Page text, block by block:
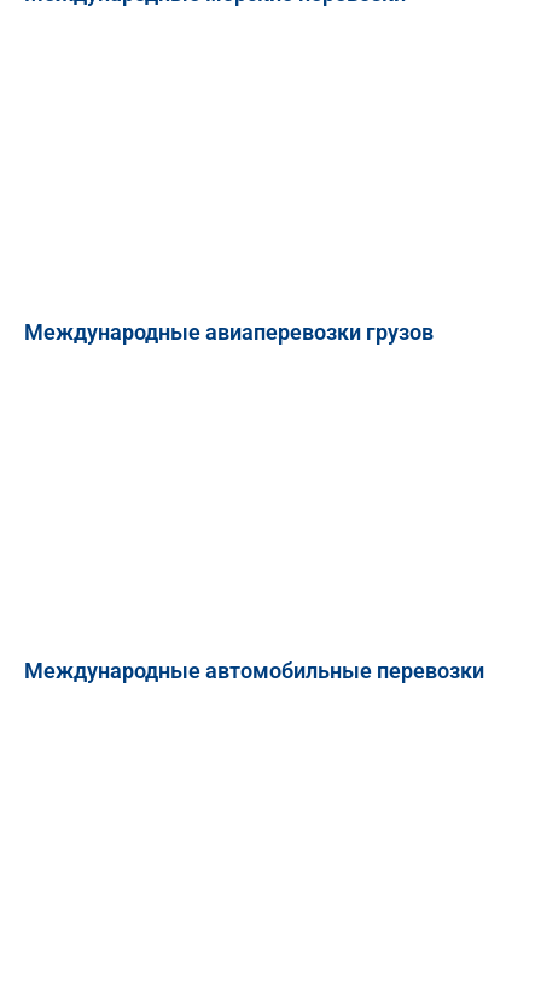
Международные авиаперевозки грузов
Международные автомобильные перевозки